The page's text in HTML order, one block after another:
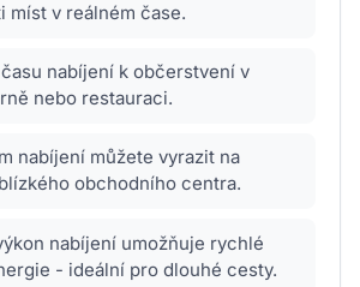
míst v reálném čase.
nabíjení k občerstvení v
nebo restauraci.
nabíjení můžete vyrazit na
obchodního centra.
nabíjení umožňuje rychlé
- ideální pro dlouhé cesty.